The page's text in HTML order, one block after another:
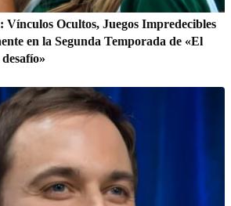
Vínculos Ocultos, Juegos Impredecibles
en la Segunda Temporada de «El